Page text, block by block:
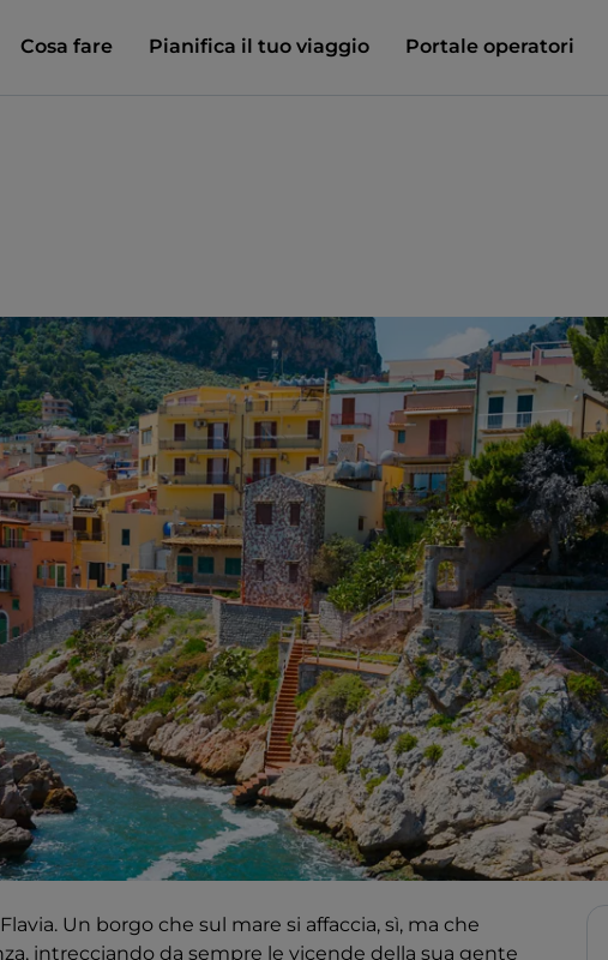
Cosa fare Pianifica il tuo viaggio Portale operatori
Un borgo che sul mare si affaccia, sì, ma che
intrecciando da sempre le vicende della sua gente